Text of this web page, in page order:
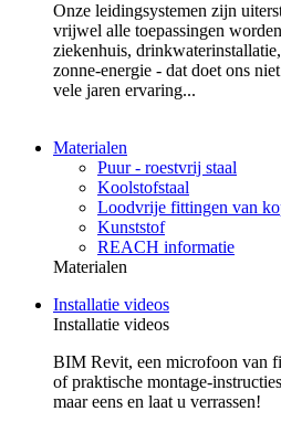
Onze leidingsystemen zijn
vrijwel alle toepassingen
ziekenhuis,
zonne-energie - dat doet ons
vele jaren ervaring...
Materialen
Puur - roestvrij staal
Koolstofstaal
Loodvrije fittingen van
Kunststof
REACH informatie
Materialen
Installatie videos
Installatie videos
BIM Revit, een microfoon van
of praktische montage-
maar eens en laat u verrassen!